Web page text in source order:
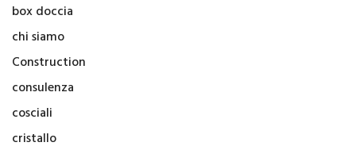
box doccia
chi siamo
Construction
consulenza
cosciali
cristallo